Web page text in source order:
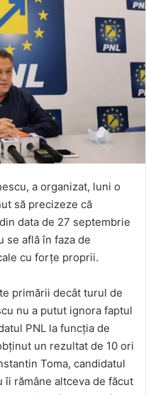
a organizat, luni o
să precizeze că
data de 27 septembrie
se află în faza de
cu forțe proprii.
primării decât turul de
nu a putut ignora faptul
PNL la funcția de
un rezultat de 10 ori
Toma, candidatul
îi rămâne altceva de făcut